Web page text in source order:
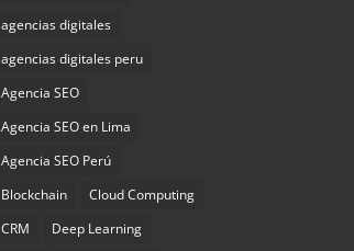
agencias digitales
agencias digitales peru
Agencia SEO
Agencia SEO en Lima
Agencia SEO Perú
Blockchain
Cloud Computing
CRM
Deep Learning